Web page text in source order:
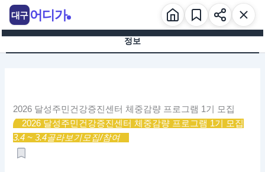
츠
정보
2026 달성주민건강증진센터 체중감량 프로그램 1기 모집
2026 달성주민건강증진센터 체중감량 프로그램 1기 모집
3.4 ~ 3.4골라보기모집/참여
대구 어디가